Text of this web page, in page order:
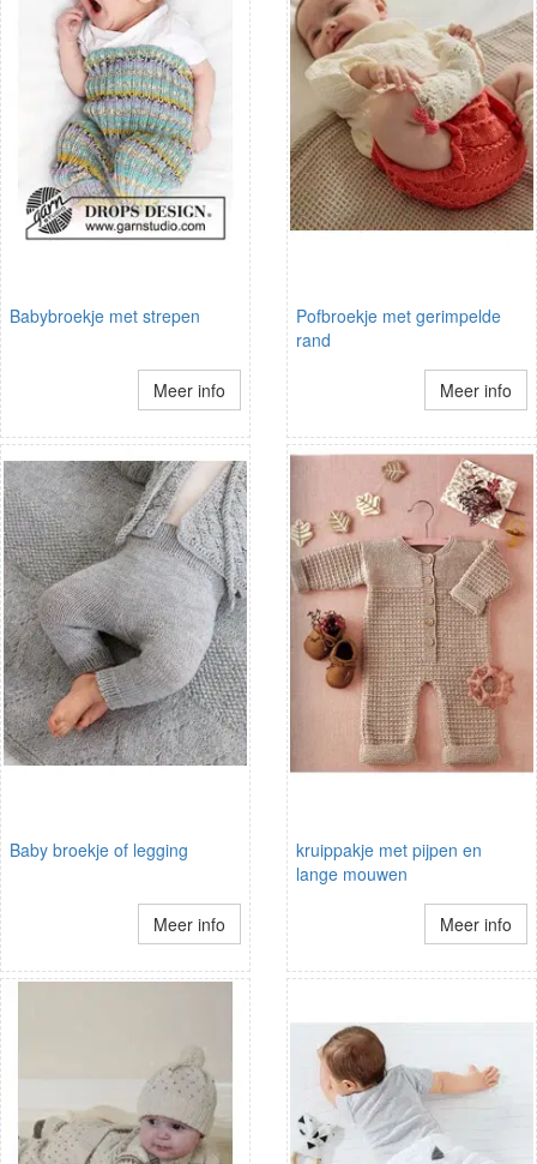
Babybroekje met strepen
Meer info
Pofbroekje met gerimpelde
rand
Meer info
Baby broekje of legging
Meer info
kruippakje met pijpen en
lange mouwen
Meer info